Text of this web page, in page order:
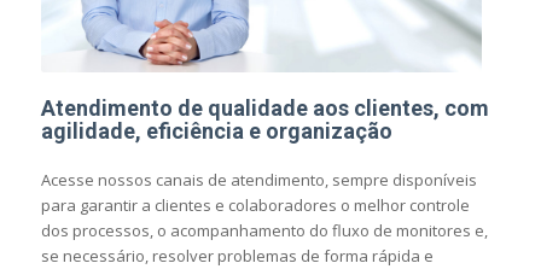
Atendimento de qualidade aos clientes, com
agilidade, eficiência e organização
Acesse nossos canais de atendimento, sempre disponíveis
para garantir a clientes e colaboradores o melhor controle
dos processos, o acompanhamento do fluxo de monitores e,
se necessário, resolver problemas de forma rápida e